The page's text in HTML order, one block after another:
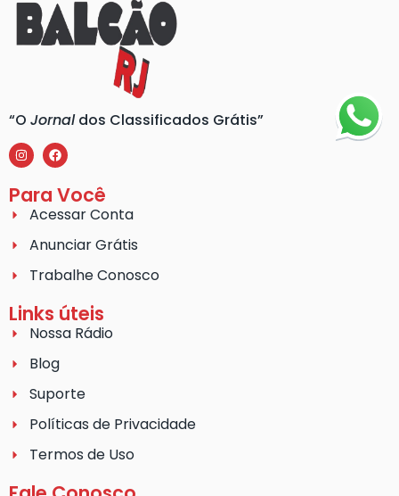
“O Jornaldos Classificados Grátis”
Para Você
Acessar Conta
Anunciar Grátis
Trabalhe Conosco
Links úteis
Nossa Rádio
Blog
Suporte
Políticas de Privacidade
Termos de Uso